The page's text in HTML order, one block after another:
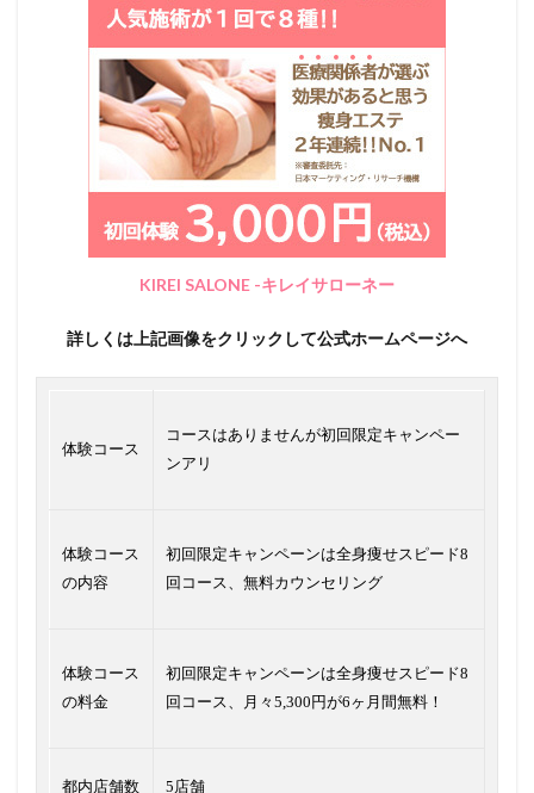
KIREI SALONE -キレイサローネー
詳しくは上記画像をクリックして公式ホームページへ
体験コース
コースはありませんが初回限定キャンペー
ンアリ
体験コース
の内容
初回限定キャンペーンは全身痩せスピード8
回コース、無料カウンセリング
体験コース
の料金
初回限定キャンペーンは全身痩せスピード8
回コース、月々5,300円が6ヶ月間無料！
都内店舗数 5店舗